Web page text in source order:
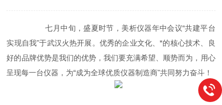
七月中旬，盛夏时节，美析仪器年中会议“共建平台
实现自我"于武汉火热开展。优秀的企业文化、*的核心技术、良
好的品牌优势是我们的优势，我们要充满希望、顺势而为，用心
呈现每一台仪器，为“成为全球优质仪器制造商"共同努力奋斗！